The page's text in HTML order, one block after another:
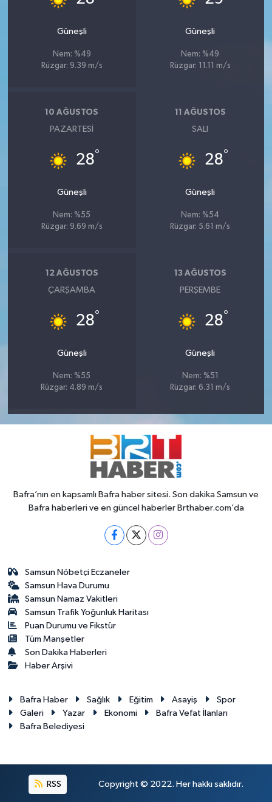
Güneşli
Nem: %49
Rüzgar: 9.39 m/s
Güneşli
Nem: %49
Rüzgar: 11.11 m/s
10 AĞUSTOS
PAZARTESI
28°
Güneşli
Nem: %55
Rüzgar: 9.69 m/s
11 AĞUSTOS
SALI
28°
Güneşli
Nem: %54
Rüzgar: 5.61 m/s
12 AĞUSTOS
ÇARŞAMBA
28°
Güneşli
Nem: %55
Rüzgar: 4.89 m/s
13 AĞUSTOS
PERŞEMBE
28°
Güneşli
Nem: %51
Rüzgar: 6.31 m/s
Bafra’nın en kapsamlı Bafra haber sitesi. Son dakika Samsun ve
Bafra haberleri ve en güncel haberler Brthaber.com’da
Samsun Nöbetçi Eczaneler
Samsun Hava Durumu
Samsun Namaz Vakitleri
Samsun Trafik Yoğunluk Haritası
Puan Durumu ve Fikstür
Tüm Manşetler
Son Dakika Haberleri
Haber Arşivi
Bafra Haber Sağlık Eğitim Asayiş
Spor
Galeri
Yazar Ekonomi
Bafra Vefat İlanları
Bafra Belediyesi
RSS Copyright © 2022. Her hakkı saklıdır.